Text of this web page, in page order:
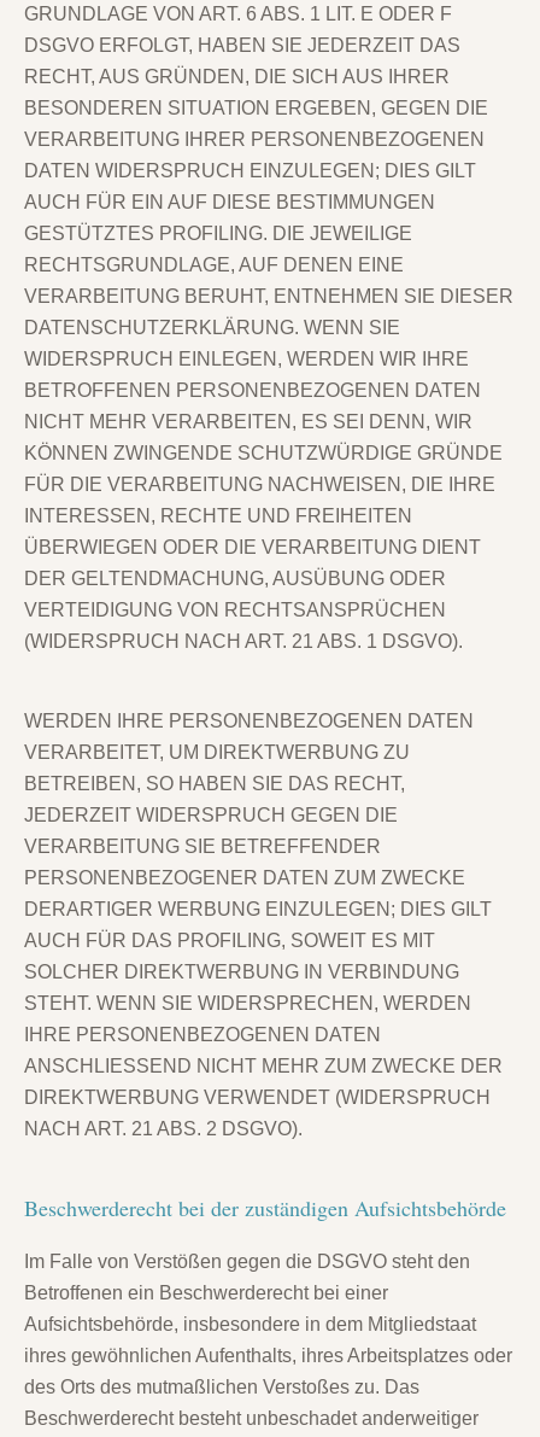
GRUNDLAGE VON ART. 6 ABS. 1 LIT. E ODER F
DSGVO ERFOLGT, HABEN SIE JEDERZEIT DAS
RECHT, AUS GRÜNDEN, DIE SICH AUS IHRER
BESONDEREN SITUATION ERGEBEN, GEGEN DIE
VERARBEITUNG IHRER PERSONENBEZOGENEN
DATEN WIDERSPRUCH EINZULEGEN; DIES GILT
AUCH FÜR EIN AUF DIESE BESTIMMUNGEN
GESTÜTZTES PROFILING. DIE JEWEILIGE
RECHTSGRUNDLAGE, AUF DENEN EINE
VERARBEITUNG BERUHT, ENTNEHMEN SIE DIESER
DATENSCHUTZERKLÄRUNG. WENN SIE
WIDERSPRUCH EINLEGEN, WERDEN WIR IHRE
BETROFFENEN PERSONENBEZOGENEN DATEN
NICHT MEHR VERARBEITEN, ES SEI DENN, WIR
KÖNNEN ZWINGENDE SCHUTZWÜRDIGE GRÜNDE
FÜR DIE VERARBEITUNG NACHWEISEN, DIE IHRE
INTERESSEN, RECHTE UND FREIHEITEN
ÜBERWIEGEN ODER DIE VERARBEITUNG DIENT
DER GELTENDMACHUNG, AUSÜBUNG ODER
VERTEIDIGUNG VON RECHTSANSPRÜCHEN
(WIDERSPRUCH NACH ART. 21 ABS. 1 DSGVO).
WERDEN IHRE PERSONENBEZOGENEN DATEN
VERARBEITET, UM DIREKTWERBUNG ZU
BETREIBEN, SO HABEN SIE DAS RECHT,
JEDERZEIT WIDERSPRUCH GEGEN DIE
VERARBEITUNG SIE BETREFFENDER
PERSONENBEZOGENER DATEN ZUM ZWECKE
DERARTIGER WERBUNG EINZULEGEN; DIES GILT
AUCH FÜR DAS PROFILING, SOWEIT ES MIT
SOLCHER DIREKTWERBUNG IN VERBINDUNG
STEHT. WENN SIE WIDERSPRECHEN, WERDEN
IHRE PERSONENBEZOGENEN DATEN
ANSCHLIESSEND NICHT MEHR ZUM ZWECKE DER
DIREKTWERBUNG VERWENDET (WIDERSPRUCH
NACH ART. 21 ABS. 2 DSGVO).
Beschwerde­recht bei der zuständigen Aufsichts­behörde
Im Falle von Verstößen gegen die DSGVO steht den
Betroffenen ein Beschwerderecht bei einer
Aufsichtsbehörde, insbesondere in dem Mitgliedstaat
ihres gewöhnlichen Aufenthalts, ihres Arbeitsplatzes oder
des Orts des mutmaßlichen Verstoßes zu. Das
Beschwerderecht besteht unbeschadet anderweitiger